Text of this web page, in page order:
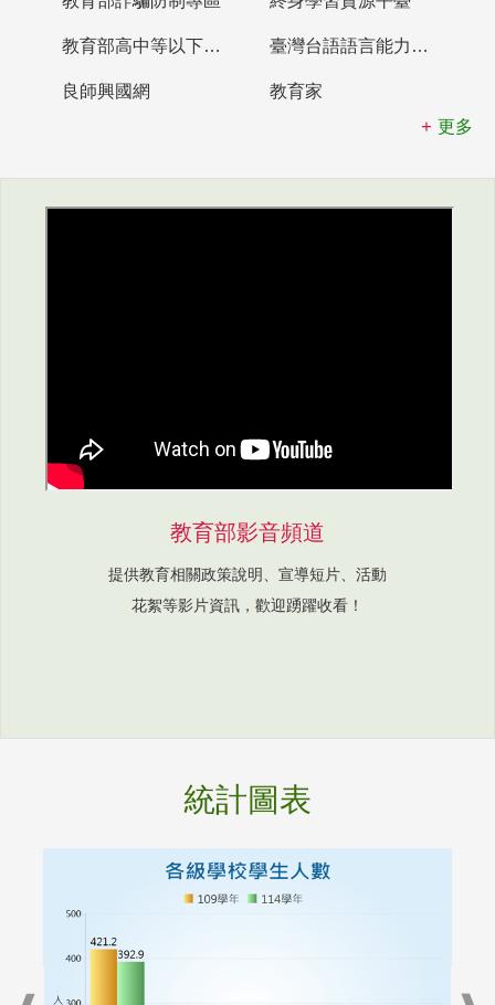
教育部高中等以下學校及幼兒園教師資格檢定考試 臺灣台語語言能力認證網站
良師興國網
教育家
更多
教育部影音頻道
提供教育相關政策說明、宣導短片、活動
花絮等影片資訊，歡迎踴躍收看！
統計圖表